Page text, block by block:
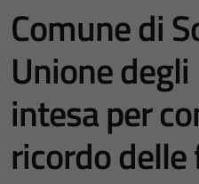
Comune di
Unione
intesa per
ricordo